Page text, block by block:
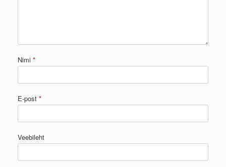
Nimi *
E-post *
Veebileht